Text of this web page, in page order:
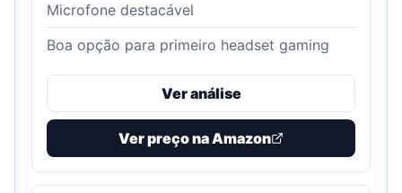
Microfone destacável
Boa opção para primeiro headset gaming
Ver análise
Ver preço na Amazon